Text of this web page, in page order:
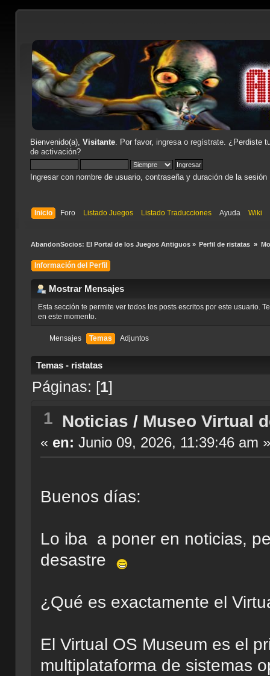
Bienvenido(a), Visitante. Por favor, ingresao regístrate. ¿Perdiste
de activación?
Ingresar con nombre de usuario, contraseña y duración de la sesión
Inicio Foro Listado Juegos Listado Traducciones Ayuda Wiki
AbandonSocios: El Portal de los Juegos Antiguos» Perfil de ristatas »
Información del Perfil
Mostrar Mensajes
Esta sección te permite ver todos los posts escritos por este usuario.
en este momento.
Mensajes Temas Adjuntos
Temas - ristatas
Páginas: [1]
1 Noticias / Museo Virtual
« en: Junio 09, 2026, 11:39:46 am »
Buenos días:
Lo iba a poner en noticias,
desastre
¿Qué es exactamente el
El Virtual OS Museum es el
multiplataforma de sistemas